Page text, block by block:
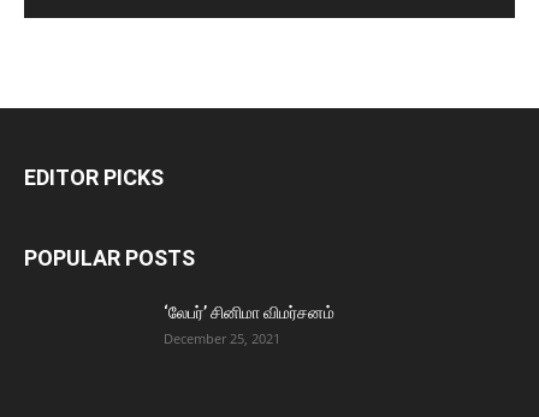
EDITOR PICKS
POPULAR POSTS
‘லேபர்’ சினிமா விமர்சனம்
December 25, 2021